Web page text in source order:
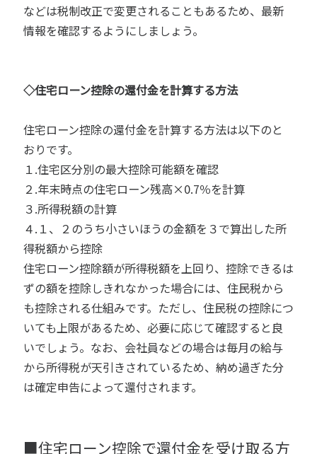
などは税制改正で変更されることもあるため、最新
情報を確認するようにしましょう。
◇住宅ローン控除の還付金を計算する方法
住宅ローン控除の還付金を計算する方法は以下のと
おりです。
１.住宅区分別の最大控除可能額を確認
２.年末時点の住宅ローン残高×0.7％を計算
３.所得税額の計算
４.１、２のうち小さいほうの金額を３で算出した所
得税額から控除
住宅ローン控除額が所得税額を上回り、控除できるは
ずの額を控除しきれなかった場合には、住民税から
も控除される仕組みです。ただし、住民税の控除につ
いても上限があるため、必要に応じて確認すると良
いでしょう。なお、会社員などの場合は毎月の給与
から所得税が天引きされているため、納め過ぎた分
は確定申告によって還付されます。
■住宅ローン控除で還付金を受け取る方